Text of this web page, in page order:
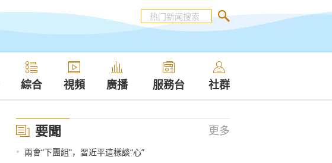
綜合 視頻 廣播 服務台 社群
要聞 更多
• 兩會“下團組”，習近平這樣談“心”